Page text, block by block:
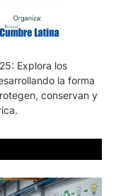
Explora los
la forma
conservan y